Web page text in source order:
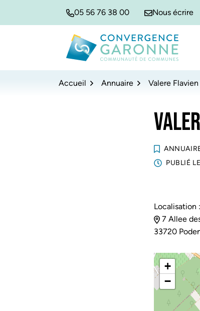
05 56 76 38 00 Nous écrire
Convergence
Accueil Annuaire Valere Flavien
PUBLIÉ LE
Localisation :
7 Allee
33720
+
−